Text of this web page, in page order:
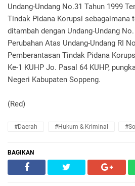
Undang-Undang No.31 Tahun 1999
Tindak Pidana Korupsi sebagaimana
ditambah dengan Undang-Undang
Perubahan Atas Undang-Undang RI
Pemberantasan Tindak Pidana
Ke-1 KUHP Jo. Pasal 64 KUHP,
Negeri Kabupaten Soppeng.
(Red)
#Daerah #Hukum & Kriminal
BAGIKAN